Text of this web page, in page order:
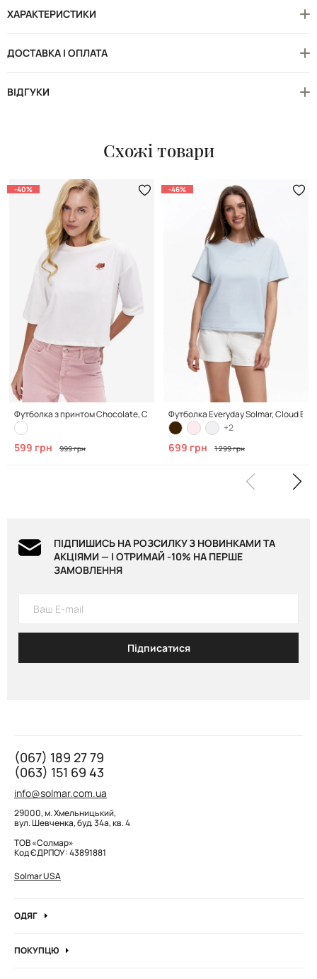
ХАРАКТЕРИСТИКИ
ДОСТАВКА І ОПЛАТА
ВІДГУКИ
Схожі товари
-40%
Футболка з принтом Chocolate, Clean White
599 грн 999 грн
-46%
Футболка Everyday Solmar, Cloud Blue
+2
699 грн 1 299 грн
ПІДПИШИСЬ НА РОЗСИЛКУ З НОВИНКАМИ ТА
АКЦІЯМИ — І ОТРИМАЙ -10% НА ПЕРШЕ
ЗАМОВЛЕННЯ
Підписатися
(067) 189 27 79
(063) 151 69 43
info@solmar.com.ua
29000, м. Хмельницький,
вул. Шевченка, буд. 34а, кв. 4
ТОВ «Солмар»
Код ЄДРПОУ: 43891881
Solmar USA
ОДЯГ
Кофти та джемпера
ПОКУПЦЮ